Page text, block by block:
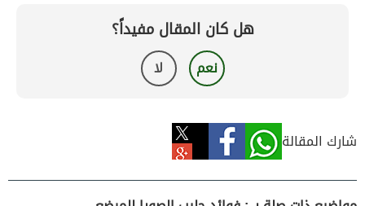
هل كان المقال مفيداً؟
نعم لا
شارك المقالة